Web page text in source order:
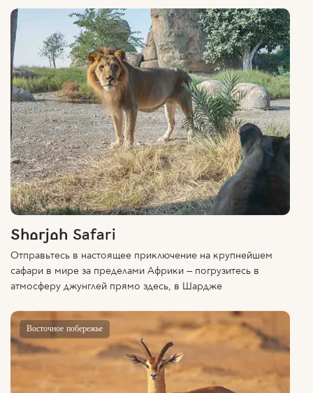
Sharjah Safari
Отправьтесь в настоящее приключение на крупнейшем
сафари в мире за пределами Африки — погрузитесь в
атмосферу джунглей прямо здесь, в Шардже